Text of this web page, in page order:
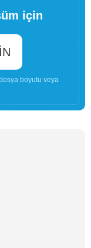
için
boyutu veya